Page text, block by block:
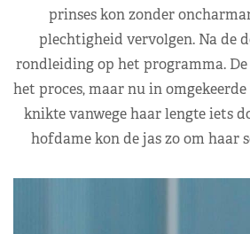
prinses kon zonder
plechtigheid vervolgen. Na de
rondleiding op het programma.
het proces, maar nu in
knikte vanwege haar lengte iets
hofdame kon de jas zo om haar